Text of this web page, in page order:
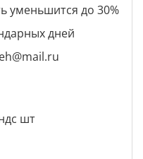
уменьшится до 30%
дней
шт